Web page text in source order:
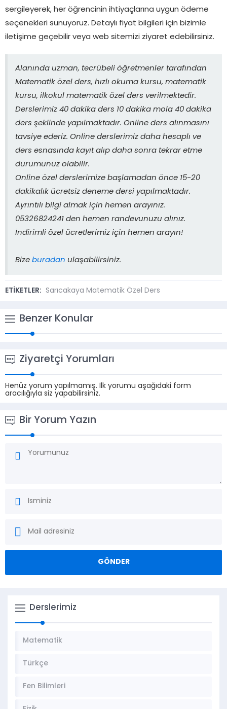
sergileyerek, her öğrencinin ihtiyaçlarına uygun ödeme
seçenekleri sunuyoruz. Detaylı fiyat bilgileri için bizimle
iletişime geçebilir veya web sitemizi ziyaret edebilirsiniz.
Alanında uzman, tecrübeli öğretmenler tarafından
Matematik özel ders, hızlı okuma kursu, matematik
kursu, ilkokul matematik özel ders verilmektedir.
Derslerimiz 40 dakika ders 10 dakika mola 40 dakika
ders şeklinde yapılmaktadır. Online ders alınmasını
tavsiye ederiz. Online derslerimiz daha hesaplı ve
ders esnasında kayıt alıp daha sonra tekrar etme
durumunuz olabilir.
Online özel derslerimize başlamadan önce 15-20
dakikalık ücretsiz deneme dersi yapılmaktadır.
Ayrıntılı bilgi almak için hemen arayınız.
05326824241 den hemen randevunuzu alınız.
İndirimli özel ücretlerimiz için hemen arayın!
Bize buradan ulaşabilirsiniz.
ETİKETLER: Sarıcakaya Matematik Özel Ders
Benzer Konular
Ziyaretçi Yorumları
Henüz yorum yapılmamış. İlk yorumu aşağıdaki form
aracılığıyla siz yapabilirsiniz.
Bir Yorum Yazın
Derslerimiz
Matematik
Türkçe
Fen Bilimleri